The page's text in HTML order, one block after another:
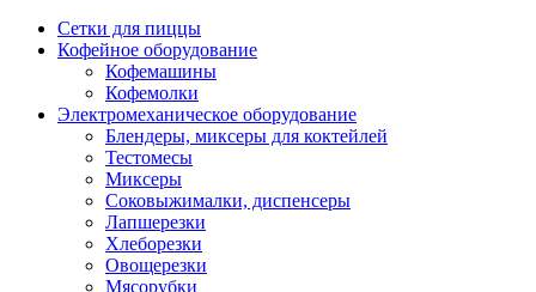
Сетки для пиццы
Кофейное оборудование
Кофемашины
Кофемолки
Электромеханическое оборудование
Блендеры, миксеры для коктейлей
Тестомесы
Миксеры
Соковыжималки, диспенсеры
Лапшерезки
Хлеборезки
Овощерезки
Мясорубки